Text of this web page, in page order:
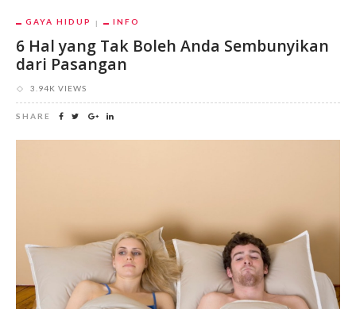
GAYA HIDUP INFO
6 Hal yang Tak Boleh Anda Sembunyikan
dari Pasangan
3.94K VIEWS
SHARE